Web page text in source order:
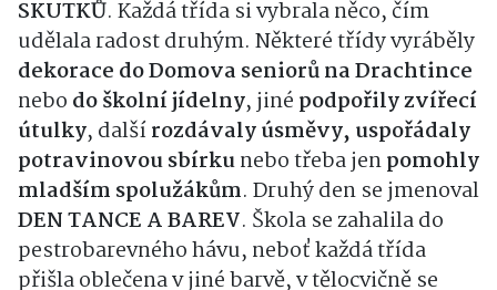
SKUTKŮ. Každá třída si vybrala něco, čím
udělala radost druhým. Některé třídy vyráběly
dekorace do Domova seniorůna Drachtince
nebo do školní jídelny, jiné podpořily zvířecí
útulky, dalšírozdávaly úsměvy, uspořádaly
potravinovou sbírkunebo třeba jenpomohly
mladším spolužákům. Druhý den se jmenoval
DEN TANCE A BAREV. Škola se zahalila do
pestrobarevného hávu, neboť každá třída
přišla oblečena v jiné barvě, v tělocvičně se